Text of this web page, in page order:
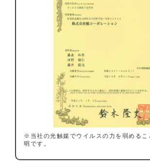
※当社の光触媒でウイルスの力を弱めるこ
明です。